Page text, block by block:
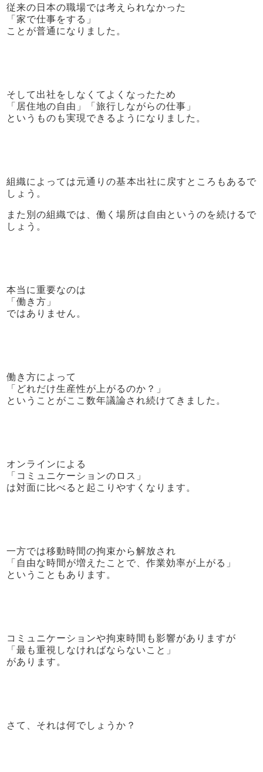
従来の日本の職場では考えられなかった
「家で仕事をする」
ことが普通になりました。
そして出社をしなくてよくなったため
「居住地の自由」「旅行しながらの仕事」
というものも実現できるようになりました。
組織によっては元通りの基本出社に戻すところもあるで
しょう。
また別の組織では、働く場所は自由というのを続けるで
しょう。
本当に重要なのは
「働き方」
ではありません。
働き方によって
「どれだけ生産性が上がるのか？」
ということがここ数年議論され続けてきました。
オンラインによる
「コミュニケーションのロス」
は対面に比べると起こりやすくなります。
一方では移動時間の拘束から解放され
「自由な時間が増えたことで、作業効率が上がる」
ということもあります。
コミュニケーションや拘束時間も影響がありますが
「最も重視しなければならないこと」
があります。
さて、それは何でしょうか？